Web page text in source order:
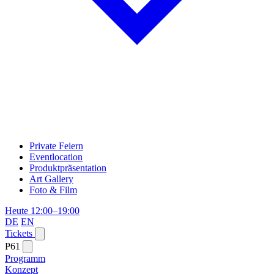
Private Feiern
Eventlocation
Produktpräsentation
Art Gallery
Foto & Film
Heute 12:00–19:00
DE EN
Tickets
P61
Programm
Konzept